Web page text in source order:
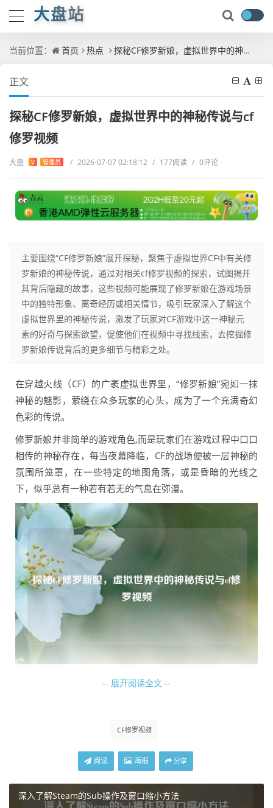
大盘站
当前位置： 首页 热点 探秘CF修罗新娘，虚拟世界中的神秘传说与cf修罗视频
正文
探秘CF修罗新娘，虚拟世界中的神秘传说与cf
修罗视频
大盘 V 管理员 / 2026-07-07 02:18:12 / 177阅读 / 0评论
主要围绕“CF修罗新娘”展开探秘，聚焦于虚拟世界CF中有关修
罗新娘的神秘传说，通过对相关cf修罗视频的探索，试图揭开
其背后隐藏的故事，这些视频可能展现了修罗新娘在游戏场景
中的独特形象、离奇经历或相关情节，吸引玩家深入了解这个
虚拟世界里的神秘传说，激发了玩家对CF游戏中这一神秘元
素的好奇与探索欲望，促使他们在视频中寻找线索，去挖掘修
罗新娘传说背后的更多细节与精彩之处。
在穿越火线（CF）的广袤虚拟世界里，“修罗新娘”宛如一抹
神秘的魅影，萦绕在众多玩家的心头，成为了一个充满奇幻
色彩的传说。
修罗新娘并非简单的游戏角色,而是玩家们在游戏过程中口口
相传的神秘存在，每当夜幕降临，CF的战场便被一层神秘的
氛围所笼罩，在一些特定的地图角落，或是昏暗的光线之
下，似乎总有一种若有若无的气息在弥漫。
有人说,曾经在寂静的午夜，独自在游戏中激战的玩家，会突
略显诡异婚纱的身影缓缓浮现，她手持利刃，眼眸中闪烁着
修罗新娘的出现往往伴随着危险与神秘,她的攻击犀利而又难
以捉摸，仿佛带着来自地狱的诅咒，一旦被她盯上，玩家们
便会陷入一场惊心动魄的生死较量，她行动敏捷，瞬间便能
-- 展开阅读全文 --
CF修罗视频
阅读 海报 分享
深入了解Steam的Sub操作及窗口缩小方法